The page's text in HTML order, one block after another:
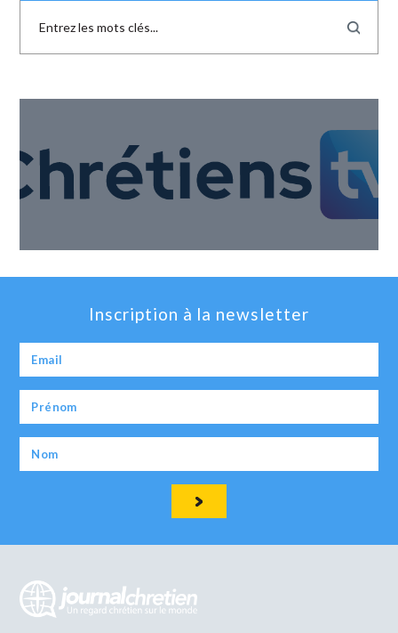
Inscription à la newsletter